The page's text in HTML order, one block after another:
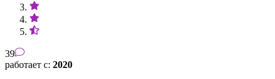
39
работает с: 2020